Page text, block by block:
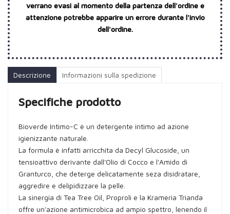
verrano evasi al momento della partenza dell'ordine e
attenzione potrebbe apparire un errore durante l'invio
dell'ordine.
Descrizione Informazioni sulla spedizione
Specifiche prodotto
Bioverde Intimo-C è un detergente intimo ad azione
igienizzante naturale.
La formula è infatti arricchita da Decyl Glucoside, un
tensioattivo derivante dall'Olio di Cocco e l'Amido di
Granturco, che deterge delicatamente seza disidratare,
aggredire e delipidizzare la pelle.
La sinergia di Tea Tree Oil, Proproli e la Krameria Trianda
offre un'azione antimicrobica ad ampio spettro, lenendo il